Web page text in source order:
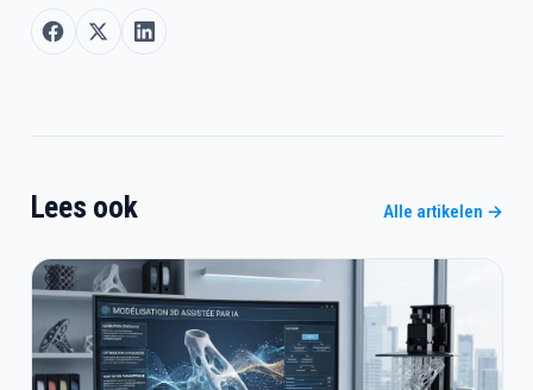
Lees ook Alle artikelen →